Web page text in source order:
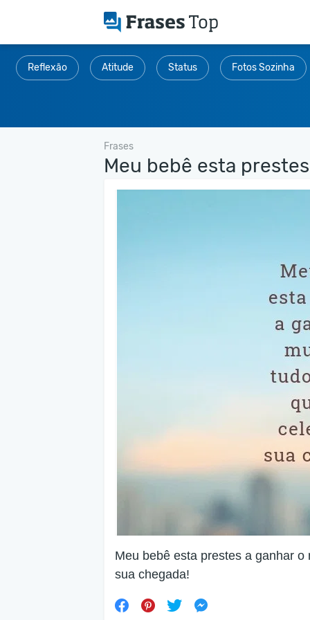
Reflexão Atitude Status Fotos Sozinha
Frases
Meu bebê esta
Meu bebê esta prestes a ganhar
sua chegada!